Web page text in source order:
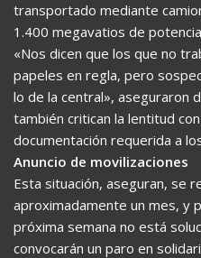
transportado mediante
1.400 megavatios de
«Nos dicen que los que no
papeles en regla, pero
lo de la central», aseguraron
también critican la lentitud
documentación requerida a
Anuncio de movilizaciones
Esta situación, aseguran, se
aproximadamente un mes, y
próxima semana no está
convocarán un paro en